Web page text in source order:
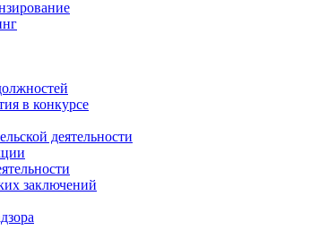
в конкурсе
деятельности
заключений